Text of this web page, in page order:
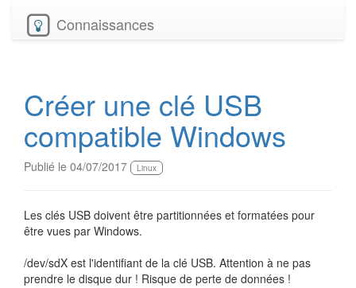
Connaissances
Créer une clé USB
compatible Windows
Publié le 04/07/2017 Linux
Les clés USB doivent être partitionnées et formatées pour
être vues par Windows.
/dev/sdX est l'identifiant de la clé USB. Attention à ne pas
prendre le disque dur ! Risque de perte de données !